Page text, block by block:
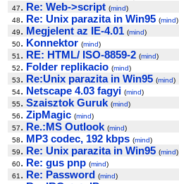
47. Re: Web->script (mind)
48. Re: Unix parazita in Win95 (mind)
49. Megjelent az IE-4.01 (mind)
50. Konnektor (mind)
51 . RE: HTML/ ISO-8859-2 (mind)
52. Folder replikacio (mind)
53. Re:Unix parazita in Win95 (mind)
54. Netscape 4.03 fagyi (mind)
55. Szaisztok Guruk (mind)
56. ZipMagic (mind)
57. Re.:MS Outlook (mind)
58. MP3 codec, 192 kbps (mind)
59. Re: Unix parazita in Win95 (mind)
60. Re: gus pnp (mind)
61 . Re: Password (mind)